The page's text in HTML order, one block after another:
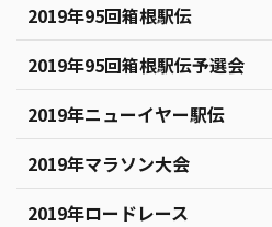
2019年95回箱根駅伝
2019年95回箱根駅伝予選会
2019年ニューイヤー駅伝
2019年マラソン大会
2019年ロードレース